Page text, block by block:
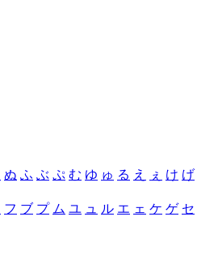
ぬ ふ ぶ ぷ む ゆ ゅ る え ぇ け げ
フ ブ プ ム ユ ュ ル エ ェ ケ ゲ セ